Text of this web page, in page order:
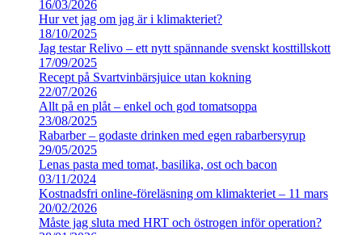
16/03/2026
Hur vet jag om jag är i klimakteriet?
18/10/2025
Jag testar Relivo – ett nytt spännande svenskt kosttillskott
17/09/2025
Recept på Svartvinbärsjuice utan kokning
22/07/2026
Allt på en plåt – enkel och god tomatsoppa
23/08/2025
Rabarber – godaste drinken med egen rabarbersyrup
29/05/2025
Lenas pasta med tomat, basilika, ost och bacon
03/11/2024
Kostnadsfri online-föreläsning om klimakteriet – 11 mars
20/02/2026
Måste jag sluta med HRT och östrogen inför operation?